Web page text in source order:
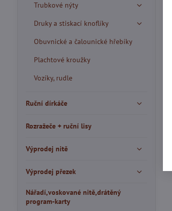
Trubkové nýty
Druky a stiskací knoflíky
Obuvnické a čalounické hřebíky
Plachtové kroužky
Vozíky, rudle
Ruční dírkáče
Rozražeče + ruční lisy
Výprodej nitě
Výprodej přezek
Nářadí,voskované nitě,drátěný
program-karty